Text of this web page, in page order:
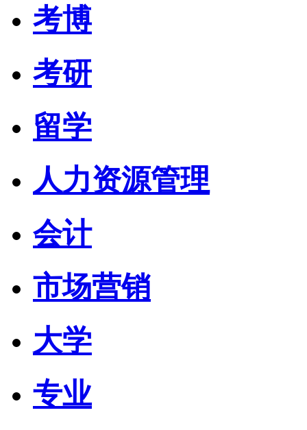
考博
考研
留学
人力资源管理
会计
市场营销
大学
专业